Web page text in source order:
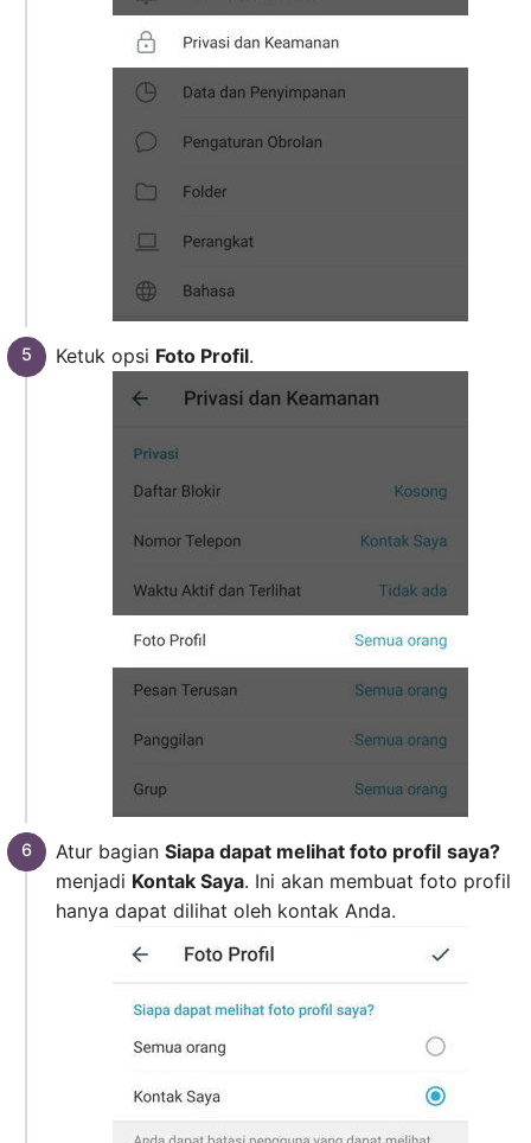
Ketuk opsi Foto Profil.
Atur bagian Siapa dapat melihat foto profil saya?
menjadi Kontak Saya. Ini akan membuat foto profil
hanya dapat dilihat oleh kontak Anda.